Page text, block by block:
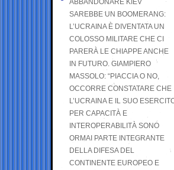
ABBANDONARE KIEV
SAREBBE UN BOOMERANG:
L’UCRAINA È DIVENTATA UN
COLOSSO MILITARE CHE CI
PARERÀ LE CHIAPPE ANCHE
IN FUTURO. GIAMPIERO
MASSOLO: “PIACCIA O NO,
OCCORRE CONSTATARE CHE
L’UCRAINA E IL SUO
PER CAPACITÀ E
INTEROPERABILITÀ SONO
ORMAI PARTE INTEGRANTE
DELLA DIFESA DEL
CONTINENTE EUROPEO E